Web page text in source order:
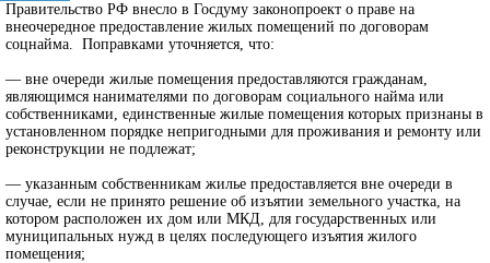
Правительство РФ внесло в Госдуму законопроект о праве на
внеочередное предоставление жилых помещений по договорам
соцнайма. Поправками уточняется, что:
— вне очереди жилые помещения предоставляются гражданам,
являющимся нанимателями по договорам социального найма или
собственниками, единственные жилые помещения которых признаны в
установленном порядке непригодными для проживания и ремонту или
реконструкции не подлежат;
— указанным собственникам жилье предоставляется вне очереди в
случае, если не принято решение об изъятии земельного участка, на
котором расположен их дом или МКД, для государственных или
муниципальных нужд в целях последующего изъятия жилого
помещения;